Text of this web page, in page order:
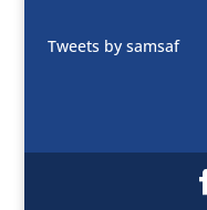
Tweets by samsaf